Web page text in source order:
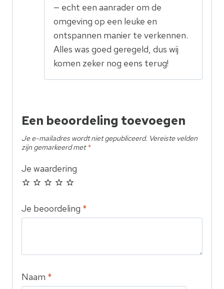
— echt een aanrader om de
omgeving op een leuke en
ontspannen manier te verkennen.
Alles was goed geregeld, dus wij
komen zeker nog eens terug!
Een beoordeling toevoegen
Je e-mailadres wordt niet gepubliceerd. Vereiste velden
zijn gemarkeerd met*
Je waardering
Je beoordeling *
Naam *